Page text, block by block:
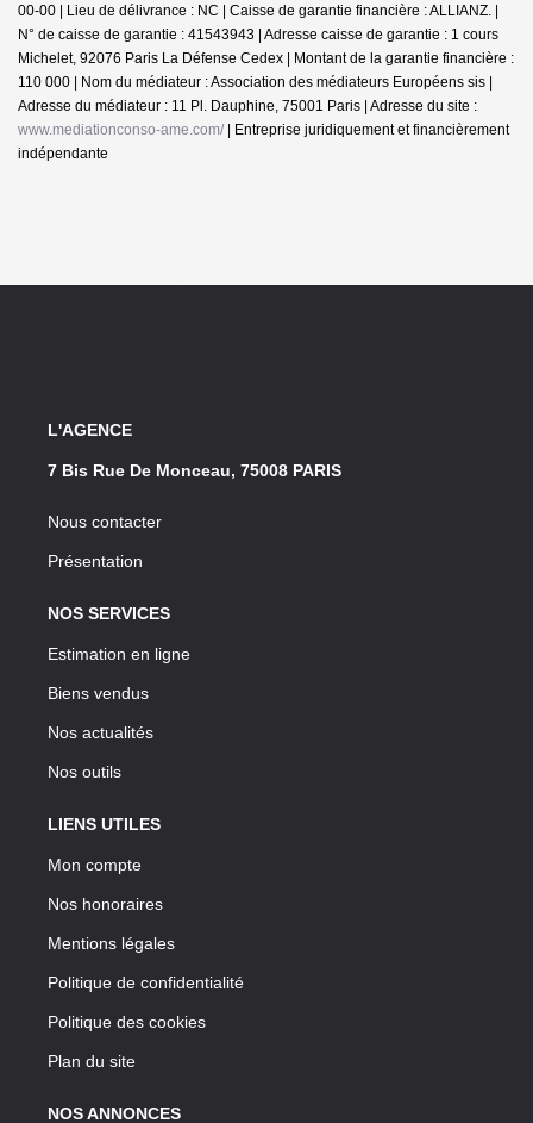
00-00 | Lieu de délivrance : NC | Caisse de garantie financière : ALLIANZ. |
N° de caisse de garantie : 41543943 | Adresse caisse de garantie : 1 cours
Michelet, 92076 Paris La Défense Cedex | Montant de la garantie financière :
110 000 | Nom du médiateur : Association des médiateurs Européens sis |
Adresse du médiateur : 11 Pl. Dauphine, 75001 Paris | Adresse du site :
www.mediationconso-ame.com/ | Entreprise juridiquement et financièrement
indépendante
L'AGENCE
7 Bis Rue De Monceau, 75008 PARIS
Nous contacter
Présentation
NOS SERVICES
Estimation en ligne
Biens vendus
Nos actualités
Nos outils
LIENS UTILES
Mon compte
Nos honoraires
Mentions légales
Politique de confidentialité
Politique des cookies
Plan du site
NOS ANNONCES